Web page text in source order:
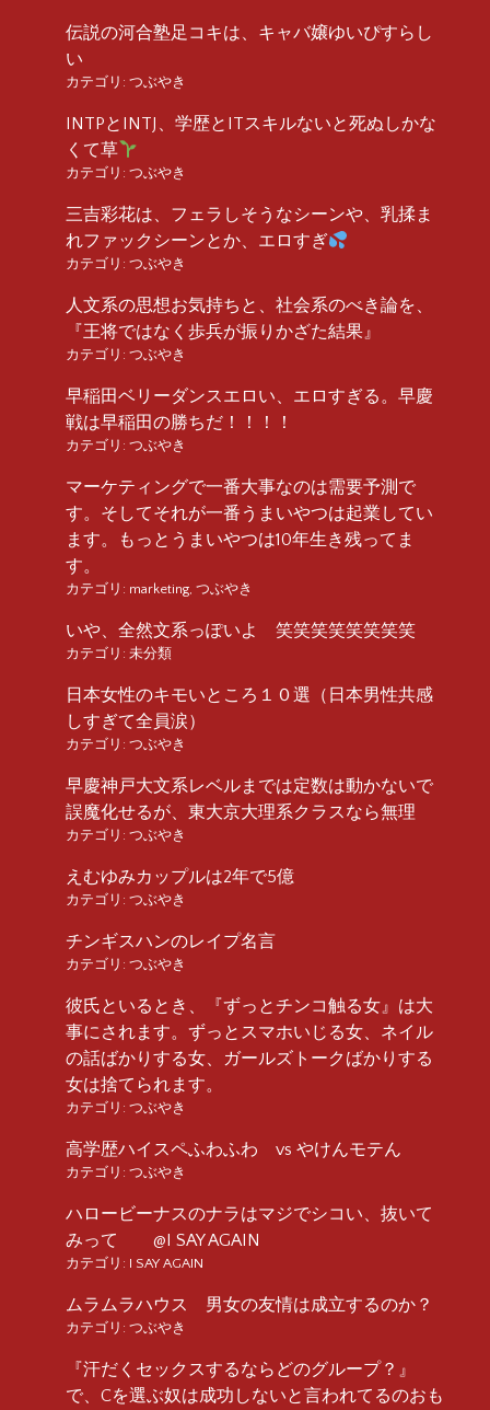
伝説の河合塾足コキは、キャバ嬢ゆいぴすらし
い
カテゴリ: つぶやき
INTPとINTJ、学歴とITスキルないと死ぬしかな
くて草
カテゴリ: つぶやき
三吉彩花は、フェラしそうなシーンや、乳揉ま
れファックシーンとか、エロすぎ
カテゴリ: つぶやき
人文系の思想お気持ちと、社会系のべき論を、
『王将ではなく歩兵が振りかざた結果』
カテゴリ: つぶやき
早稲田ベリーダンスエロい、エロすぎる。早慶
戦は早稲田の勝ちだ！！！！
カテゴリ: つぶやき
マーケティングで一番大事なのは需要予測で
す。そしてそれが一番うまいやつは起業してい
ます。もっとうまいやつは10年生き残ってま
す。
カテゴリ: marketing, つぶやき
いや、全然文系っぽいよ 笑笑笑笑笑笑笑笑
カテゴリ: 未分類
日本女性のキモいところ１０選（日本男性共感
しすぎて全員涙）
カテゴリ: つぶやき
早慶神戸大文系レベルまでは定数は動かないで
誤魔化せるが、東大京大理系クラスなら無理
カテゴリ: つぶやき
えむゆみカップルは2年で5億
カテゴリ: つぶやき
チンギスハンのレイプ名言
カテゴリ: つぶやき
彼氏といるとき、『ずっとチンコ触る女』は大
事にされます。ずっとスマホいじる女、ネイル
の話ばかりする女、ガールズトークばかりする
女は捨てられます。
カテゴリ: つぶやき
高学歴ハイスペふわふわ vs やけんモテん
カテゴリ: つぶやき
ハロービーナスのナラはマジでシコい、抜いて
みって @I SAY AGAIN
カテゴリ: I SAY AGAIN
ムラムラハウス 男女の友情は成立するのか？
カテゴリ: つぶやき
『汗だくセックスするならどのグループ？』
で、Cを選ぶ奴は成功しないと言われてるのおも